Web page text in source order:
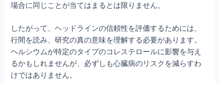
場合に同じことが当てはまるとは限りません。
したがって、ヘッドラインの信頼性を評価するためには、
行間を読み、研究の真の意味を理解する必要があります。
ヘルシウムが特定のタイプのコレステロールに影響を与え
るかもしれませんが、必ずしも心臓病のリスクを減らすわ
けではありません。